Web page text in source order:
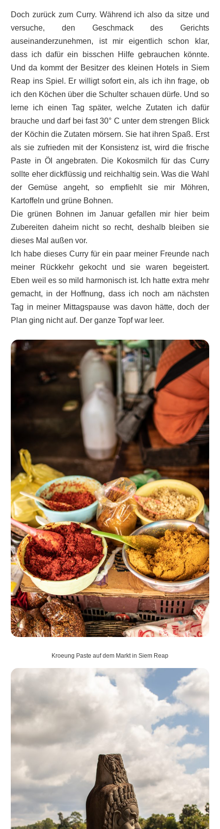
Doch zurück zum Curry. Während ich also da sitze und
versuche, den Geschmack des Gerichts
auseinanderzunehmen, ist mir eigentlich schon klar,
dass ich dafür ein bisschen Hilfe gebrauchen könnte.
Und da kommt der Besitzer des kleinen Hotels in Siem
Reap ins Spiel. Er willigt sofort ein, als ich ihn frage, ob
ich den Köchen über die Schulter schauen dürfe. Und so
lerne ich einen Tag später, welche Zutaten ich dafür
brauche und darf bei fast 30° C unter dem strengen Blick
der Köchin die Zutaten mörsern. Sie hat ihren Spaß. Erst
als sie zufrieden mit der Konsistenz ist, wird die frische
Paste in Öl angebraten. Die Kokosmilch für das Curry
sollte eher dickflüssig und reichhaltig sein. Was die Wahl
der Gemüse angeht, so empfiehlt sie mir Möhren,
Kartoffeln und grüne Bohnen.
Die grünen Bohnen im Januar gefallen mir hier beim
Zubereiten daheim nicht so recht, deshalb bleiben sie
dieses Mal außen vor.
Ich habe dieses Curry für ein paar meiner Freunde nach
meiner Rückkehr gekocht und sie waren begeistert.
Eben weil es so mild harmonisch ist. Ich hatte extra mehr
gemacht, in der Hoffnung, dass ich noch am nächsten
Tag in meiner Mittagspause was davon hätte, doch der
Plan ging nicht auf. Der ganze Topf war leer.
Kroeung Paste auf dem Markt in Siem Reap